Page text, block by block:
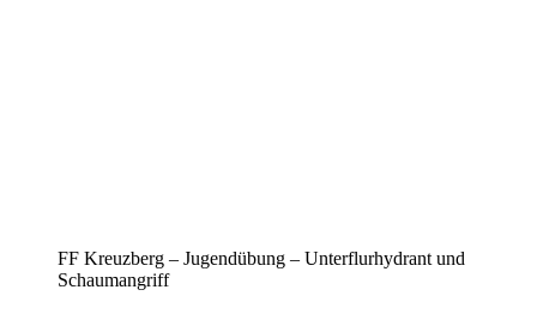
FF Kreuzberg – Jugendübung – Unterflurhydrant und
Schaumangriff